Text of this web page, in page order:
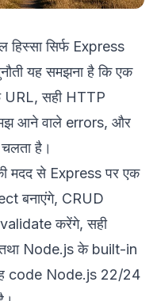
हिस्सा सिर्फ Express
यह समझना है कि एक
URL, सही HTTP
आने वाले errors, और
है।
मदद से Express पर एक
बनाएंगे, CRUD
करेंगे, सही
Node.js के built-in
code Node.js 22/24